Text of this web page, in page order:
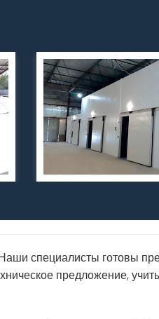
специалисты готовы
предложение,